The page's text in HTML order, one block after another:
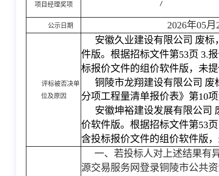
项目经理奖项 /
公示日期 2026年05月
评标被否决单
位及原因
安徽久业建设有限公司 废标
件版。根据招标文件第53页 3.
标报价文件的组价软件版，未
铜陵市龙翔建设有限公司 废
分项工程量清单报价表》第10
安徽坤裕建设发展有限公司
价软件版。根据招标文件第53
含投标报价文件的组价软件版
一、若投标人对上述结果有
源交易服务网登录铜陵市公共